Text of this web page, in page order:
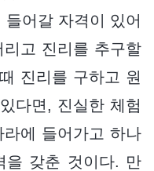
어갈 자격이 있어
고 진리를 추구할
진리를 구하고 원
다면, 진실한 체험
에 들어가고 하나
을 갖춘 것이다. 만